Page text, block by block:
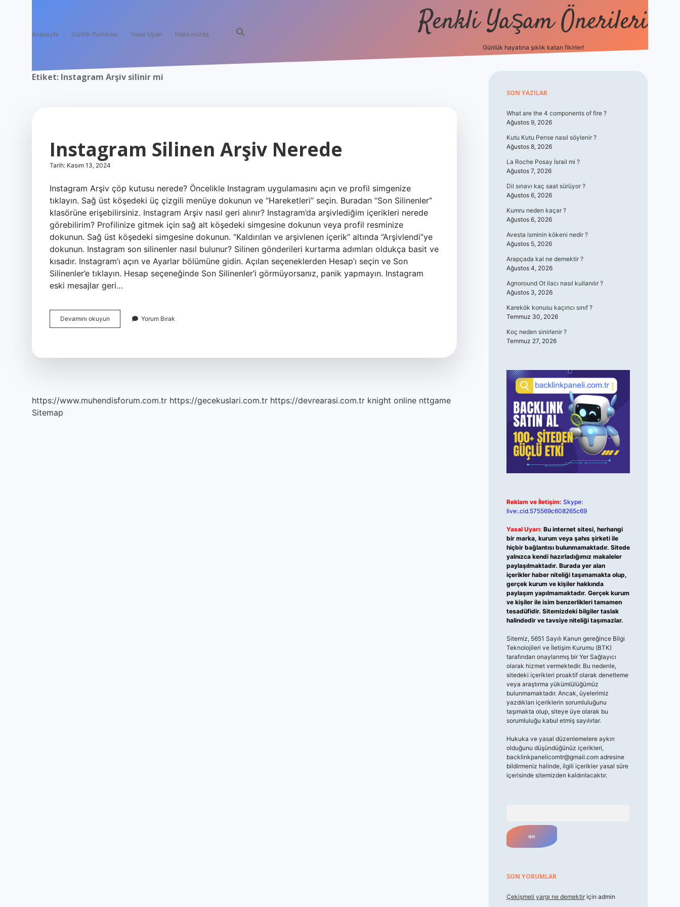
Anasayfa Gizlilik Politikası Yasal Uyarı Hakkımızda Renkli Yaşam Önerileri
Günlük hayatına şıklık katan fikirler!
Etiket: Instagram Arşiv silinir mi
Instagram Silinen Arşiv Nerede
Tarih: Kasım 13, 2024
Instagram Arşiv çöp kutusu nerede? Öncelikle Instagram uygulamasını açın ve profil simgenize
tıklayın. Sağ üst köşedeki üç çizgili menüye dokunun ve “Hareketleri” seçin. Buradan “Son Silinenler”
klasörüne erişebilirsiniz. Instagram Arşiv nasıl geri alınır? Instagram’da arşivlediğim içerikleri nerede
görebilirim? Profilinize gitmek için sağ alt köşedeki simgesine dokunun veya profil resminize
dokunun. Sağ üst köşedeki simgesine dokunun. “Kaldırılan ve arşivlenen içerik” altında “Arşivlendi”ye
dokunun. Instagram son silinenler nasıl bulunur? Silinen gönderileri kurtarma adımları oldukça basit ve
kısadır. Instagram’ı açın ve Ayarlar bölümüne gidin. Açılan seçeneklerden Hesap’ı seçin ve Son
Silinenler’e tıklayın. Hesap seçeneğinde Son Silinenler’i görmüyorsanız, panik yapmayın. Instagram
eski mesajlar geri…
Devamını okuyun Instagram
Silinen
Yorum Bırak
https://www.muhendisforum.com.tr https://gecekuslari.com.tr https://devrearasi.com.tr knight online nttgame
Sitemap
Sidebar
SON YAZILAR
What are the 4 components of fire ?
Ağustos 9, 2026
Kutu Kutu Pense nasıl söylenir ?
Ağustos 8, 2026
La Roche Posay İsrail mi ?
Ağustos 7, 2026
Dil sınavı kaç saat sürüyor ?
Ağustos 6, 2026
Kumru neden kaçar ?
Ağustos 6, 2026
Avesta isminin kökeni nedir ?
Ağustos 5, 2026
Arapçada kal ne demektir ?
Ağustos 4, 2026
Agnoround Ot ilacı nasıl kullanılır ?
Ağustos 3, 2026
Karekök konusu kaçıncı sınıf ?
Temmuz 30, 2026
Koç neden sinirlenir ?
Temmuz 27, 2026
Reklam ve İletişim: Skype:
live:.cid.575569c608265c69
Yasal Uyarı: Bu internet sitesi, herhangi
bir marka, kurum veya şahıs şirketi ile
hiçbir bağlantısı bulunmamaktadır. Sitede
yalnızca kendi hazırladığımız makaleler
paylaşılmaktadır. Burada yer alan
içerikler haber niteliği taşımamakta olup,
gerçek kurum ve kişiler hakkında
paylaşım yapılmamaktadır. Gerçek kurum
ve kişiler ile isim benzerlikleri tamamen
tesadüfidir. Sitemizdeki bilgiler taslak
halindedir ve tavsiye niteliği taşımazlar.
Sitemiz, 5651 Sayılı Kanun gereğince Bilgi
Teknolojileri ve İletişim Kurumu (BTK)
tarafından onaylanmış bir Yer Sağlayıcı
olarak hizmet vermektedir. Bu nedenle,
sitedeki içerikleri proaktif olarak denetleme
veya araştırma yükümlülüğümüz
bulunmamaktadır. Ancak, üyelerimiz
yazdıkları içeriklerin sorumluluğunu
taşımakta olup, siteye üye olarak bu
sorumluluğu kabul etmiş sayılırlar.
Hukuka ve yasal düzenlemelere aykırı
olduğunu düşündüğünüz içerikleri,
backlinkpanelicomtr@gmail.comadresine
bildirmeniz halinde, ilgili içerikler yasal süre
içerisinde sitemizden kaldırılacaktır.
SON YORUMLAR
Çekişmeli yargı ne demektiriçin admin